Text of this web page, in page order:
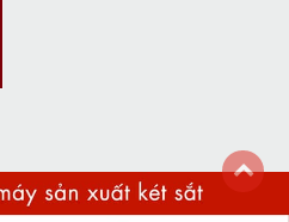
back